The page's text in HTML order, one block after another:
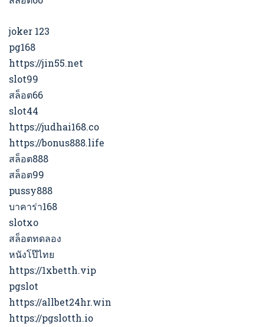
joker 123
pg168
https://jin55.net
slot99
สล็อต66
slot44
https://judhai168.co
https://bonus888.life
สล็อต888
สล็อต99
pussy888
บาคาร่า168
slotxo
สล็อตทดลอง
หนังโป๊ไทย
https://1xbetth.vip
pgslot
https://allbet24hr.win
https://pgslotth.io